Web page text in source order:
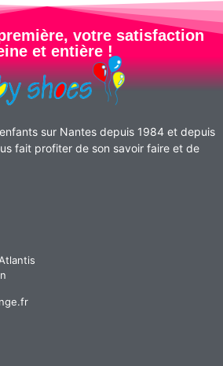
votre satisfaction
et entière !
sur Nantes depuis 1984 et depuis
fait profiter de son savoir faire et de